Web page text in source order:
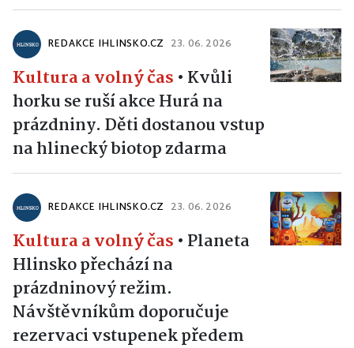
REDAKCE IHLINSKO.CZ 23. 06. 2026
Kultura a volný čas • Kvůli
horku se ruší akce Hurá na
prázdniny. Děti dostanou vstup
na hlinecký biotop zdarma
REDAKCE IHLINSKO.CZ 23. 06. 2026
Kultura a volný čas • Planeta
Hlinsko přechází na
prázdninový režim.
Návštěvníkům doporučuje
rezervaci vstupenek předem